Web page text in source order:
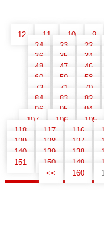
9
10
11
12
22
23
24
34
35
36
46
47
48
58
59
60
70
71
72
82
83
84
94
95
96
105
106
107
116
117
118
127
128
129
138
139
140
149
150
151
160
>>